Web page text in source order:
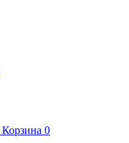
Корзина 0